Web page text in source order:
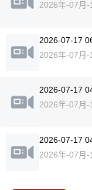
2026年-07月-
2026-07-17
2026年-07月-
2026-07-17
2026年-07月-
2026-07-17
2026年-07月-